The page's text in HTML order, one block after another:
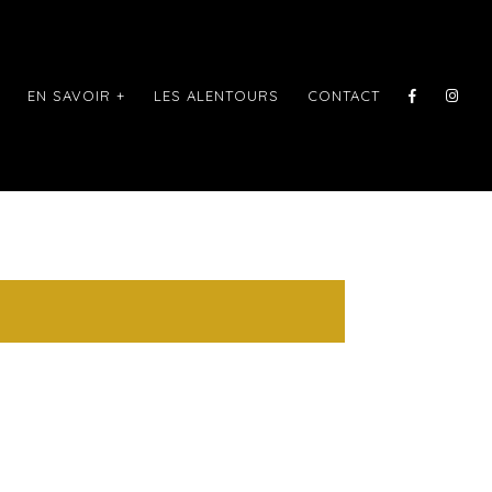
EN SAVOIR + LES ALENTOURS CONTACT